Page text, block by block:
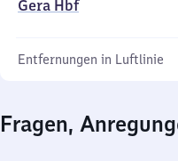
Gera Hbf
Entfernungen in Luftlinie
Fragen,